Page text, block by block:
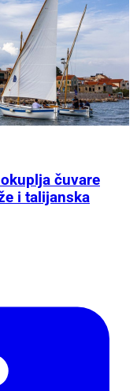
čuvare
i talijanska